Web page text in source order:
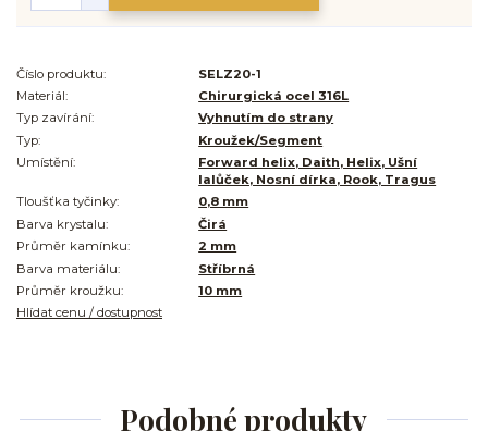
Číslo produktu:
SELZ20-1
Materiál:
Chirurgická ocel 316L
Typ zavírání:
Vyhnutím do strany
Typ:
Kroužek/Segment
Umístění:
Forward helix, Daith, Helix, Ušní
lalůček, Nosní dírka, Rook, Tragus
Tloušťka tyčinky:
0,8 mm
Barva krystalu:
Čirá
Průměr kamínku:
2 mm
Barva materiálu:
Stříbrná
Průměr kroužku:
10 mm
Hlídat cenu / dostupnost
Podobné produkty